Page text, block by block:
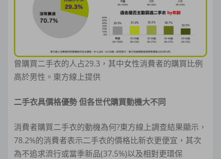
曾購買二手衣的人占29.3，其中女性消費者的購買比例
高於男性。東方線上提供
二手衣具價格優勢但各世代購買動機大不同
消費者購買二手衣的動機為何?東方線上調查結果顯示，
78.2%的消費者表示二手衣的價格比新衣更便宜，其次
為不追求流行或當季新品(37.5%)以及相對更環保